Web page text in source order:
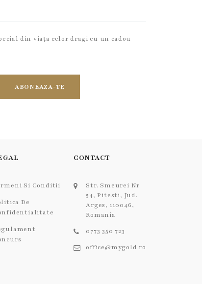
din viața celor dragi cu un cadou
ABONEAZA-TE
Si Conditii
De
CONTACT
Str. Smeurei Nr
54, Pitesti, Jud.
Arges, 110046,
Romania
0773 350 723
office@mygold.ro